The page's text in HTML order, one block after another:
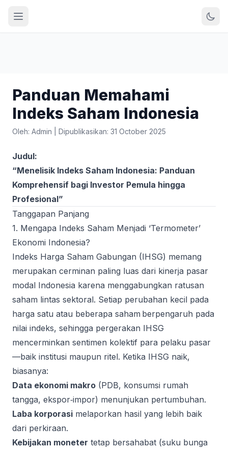
Panduan Memahami
Indeks Saham Indonesia
Oleh: Admin Dipublikasikan: 31 October 2025
Judul:
“Menelisik Indeks Saham Indonesia: Panduan
Komprehensif bagi Investor Pemula hingga
Profesional”
Tanggapan Panjang
1. Mengapa Indeks Saham Menjadi ‘Termometer’
Ekonomi Indonesia?
Indeks Harga Saham Gabungan (IHSG) memang
merupakan cerminan paling luas dari kinerja pasar
modal Indonesia karena menggabungkan ratusan
saham lintas sektoral. Setiap perubahan kecil pada
harga satu atau beberapa saham berpengaruh pada
nilai indeks, sehingga pergerakan IHSG
mencerminkan sentimen kolektif para pelaku pasar
—baik institusi maupun ritel. Ketika IHSG naik,
biasanya:
Data ekonomi makro (PDB, konsumsi rumah
tangga, ekspor‑impor) menunjukan pertumbuhan.
Laba korporasi melaporkan hasil yang lebih baik
dari perkiraan.
Kebijakan moneter tetap bersahabat (suku bunga